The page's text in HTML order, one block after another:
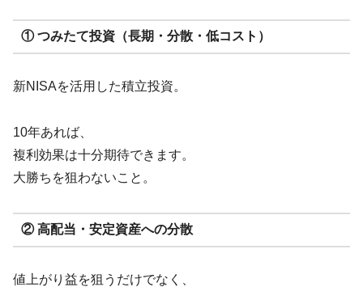
① つみたて投資（長期・分散・低コスト）
新NISAを活用した積立投資。
10年あれば、
複利効果は十分期待できます。
大勝ちを狙わないこと。
② 高配当・安定資産への分散
値上がり益を狙うだけでなく、